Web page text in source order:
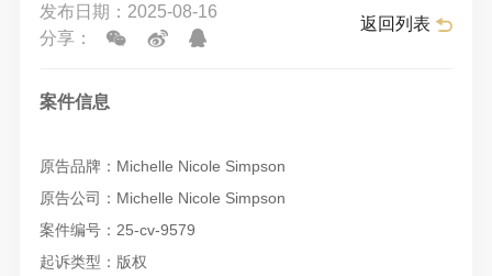
发布日期：2025-08-16
分享：
返回列表
案件信息
原告品牌：Michelle Nicole Simpson
原告公司：Michelle Nicole Simpson
案件编号：25-cv-9579
起诉类型：版权